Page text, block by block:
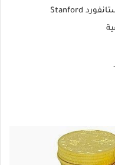
قصة تأسيس جامعة ستانفورد Stanford